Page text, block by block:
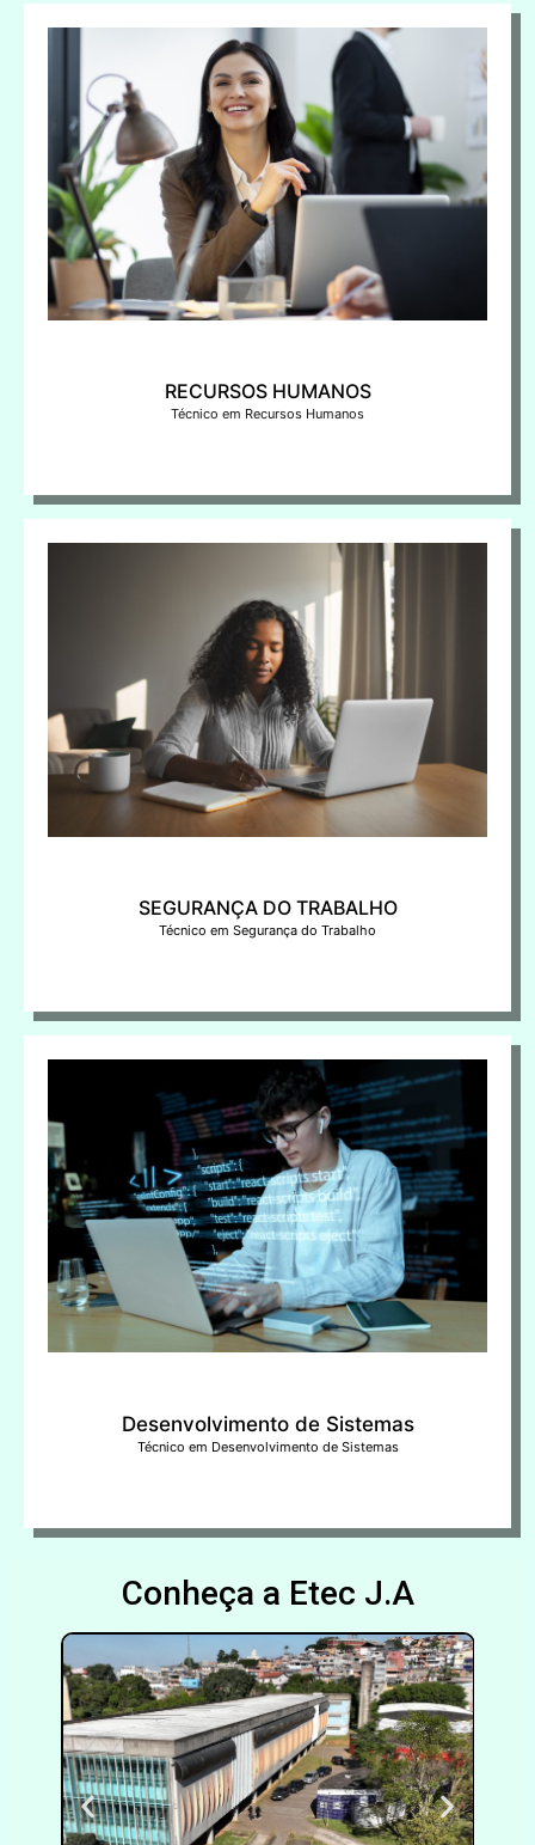
RECURSOS HUMANOS
Técnico em Recursos Humanos
SEGURANÇA DO TRABALHO
Técnico em Segurança do Trabalho
Desenvolvimento de Sistemas
Técnico em Desenvolvimento de Sistemas
Conheça a Etec J.A